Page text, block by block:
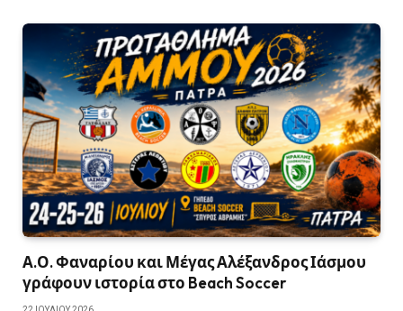
Α.Ο. Φαναρίου και Μέγας Αλέξανδρος Ιάσμου
γράφουν ιστορία στο Beach Soccer